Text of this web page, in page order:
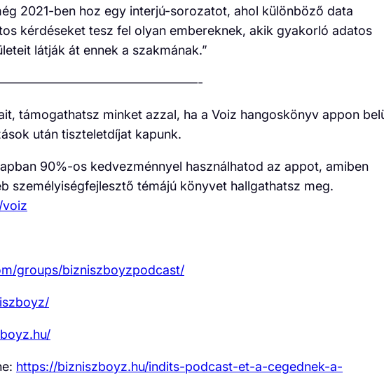
2021-ben hoz egy interjú-sorozatot, ahol különböző data
kérdéseket tesz fel olyan embereknek, akik gyakorló adatos
látják át ennek a szakmának.”
támogathatsz minket azzal, ha a Voiz hangoskönyv appon
után tiszteletdíjat kapunk.
90%-os kedvezménnyel használhatod az appot, amiben
személyiségfejlesztő témájú könyvet hallgathatsz meg.
groups/bizniszboyzpodcast/
https://bizniszboyz.hu/indits-podcast-et-a-cegednek-a-